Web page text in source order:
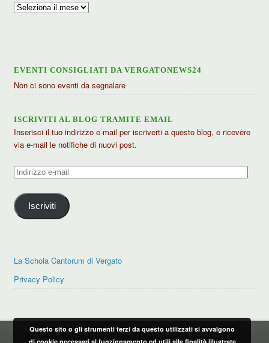
Archivio
EVENTI CONSIGLIATI DA VERGATONEWS24
Non ci sono eventi da segnalare
ISCRIVITI AL BLOG TRAMITE EMAIL
Inserisci il tuo indirizzo e-mail per iscriverti a questo blog, e ricevere
via e-mail le notifiche di nuovi post.
Indirizzo
mail
Iscriviti
La Schola Cantorum di Vergato
Privacy Policy
PRIVACY POLICY
Questo sito o gli strumenti terzi da questo utilizzati si avvalgono